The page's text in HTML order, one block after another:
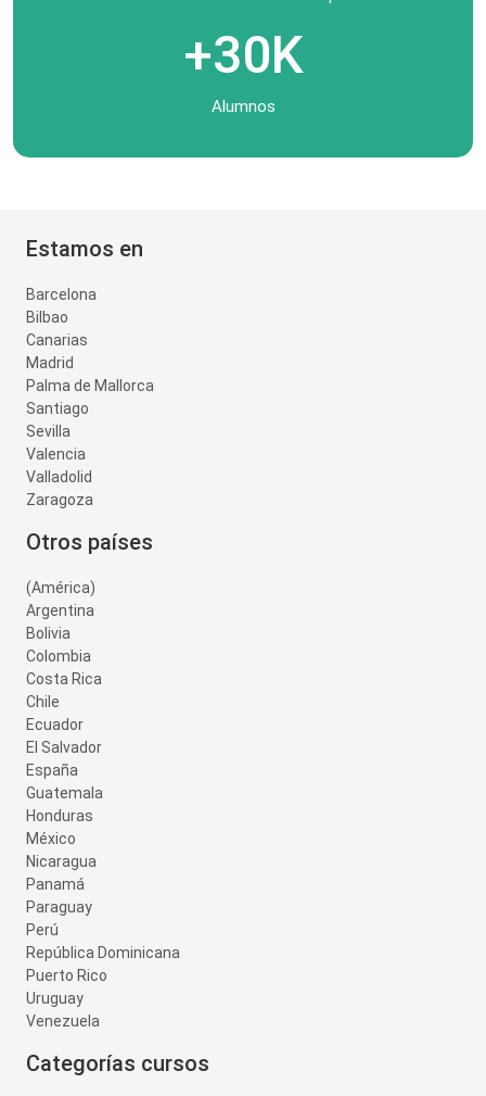
+30K
Alumnos
Estamos en
Barcelona
Bilbao
Canarias
Madrid
Palma de Mallorca
Santiago
Sevilla
Valencia
Valladolid
Zaragoza
Otros países
(América)
Argentina
Bolivia
Colombia
Costa Rica
Chile
Ecuador
El Salvador
España
Guatemala
Honduras
México
Nicaragua
Panamá
Paraguay
Perú
República Dominicana
Puerto Rico
Uruguay
Venezuela
Categorías cursos